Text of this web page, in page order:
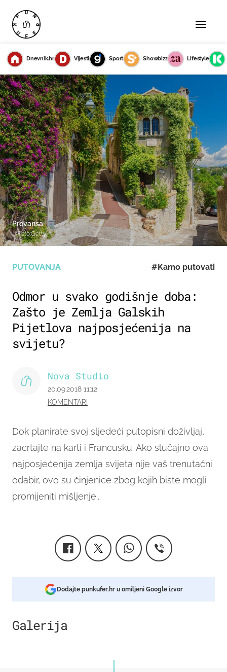
Dnevnik.hr Vijesti Sport Showbizz Lifestyle
PUTOVANJA #Kamo putovati
Odmor u svako godišnje doba:
Zašto je Zemlja Galskih
Pijetlova najposjećenija na
svijetu?
Dok planirate svoj sljedeći putopisni doživljaj,
zacrtajte na karti i Francusku. Ako slučajno ova
najposjećenija zemlja svijeta nije vaš trenutačni
odabir, ovo su činjenice zbog kojih biste mogli
promijeniti mišljenje...
Nova Studio
20.09.2018 11:12
KOMENTARI
Provansa
(Foto:Getty)
Dodajte punkufer.hr u omiljeni Google izvor
Galerija